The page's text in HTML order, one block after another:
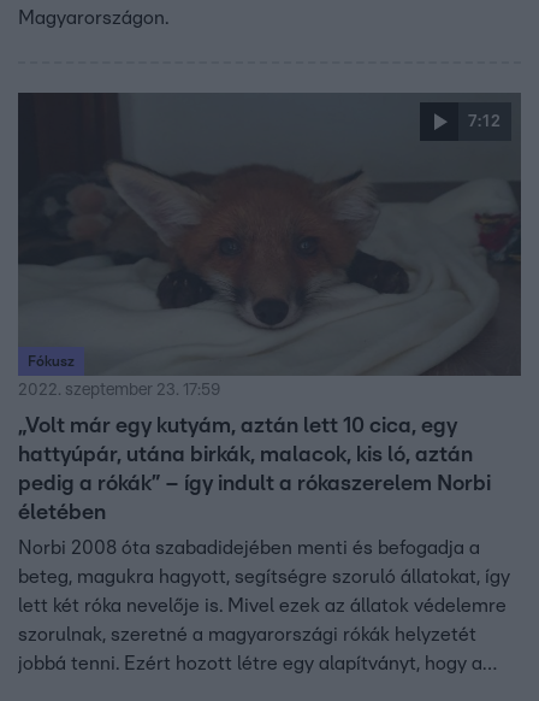
Magyarországon.
7:12
Fókusz
2022. szeptember 23. 17:59
„Volt már egy kutyám, aztán lett 10 cica, egy
hattyúpár, utána birkák, malacok, kis ló, aztán
pedig a rókák” – így indult a rókaszerelem Norbi
életében
Norbi 2008 óta szabadidejében menti és befogadja a
beteg, magukra hagyott, segítségre szoruló állatokat, így
lett két róka nevelője is. Mivel ezek az állatok védelemre
szorulnak, szeretné a magyarországi rókák helyzetét
jobbá tenni. Ezért hozott létre egy alapítványt, hogy a